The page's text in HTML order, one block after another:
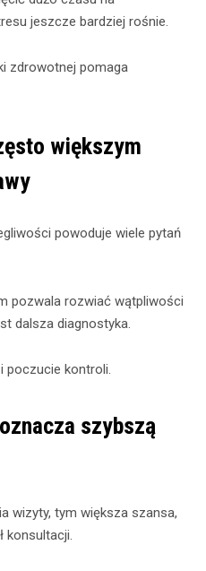
jeszcze bardziej rośnie.
zdrowotnej pomaga
większym
powoduje wiele pytań
pozwala rozwiać wątpliwości
dalsza diagnostyka.
poczucie kontroli.
szybszą
wizyty, tym większa szansa,
konsultacji.